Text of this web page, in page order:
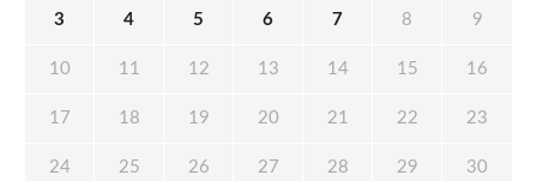
3 4 5 6 7 8 9
10 11 12 13 14 15 16
17 18 19 20 21 22 23
24 25 26 27 28 29 30